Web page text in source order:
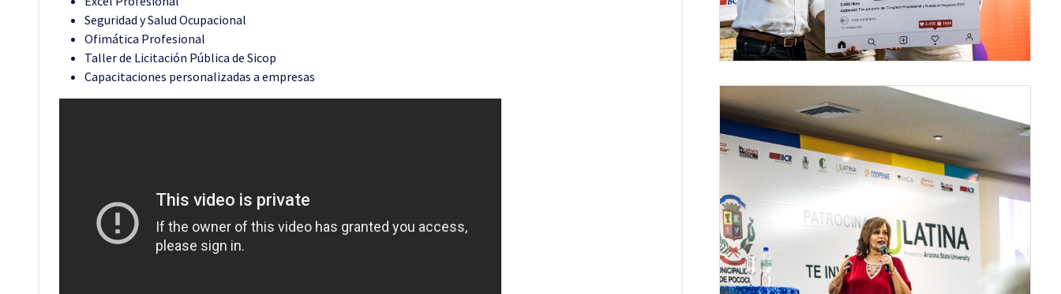
Seguridad y Salud Ocupacional
Ofimática Profesional
Taller de Licitación Pública de Sicop
Capacitaciones personalizadas a empresas